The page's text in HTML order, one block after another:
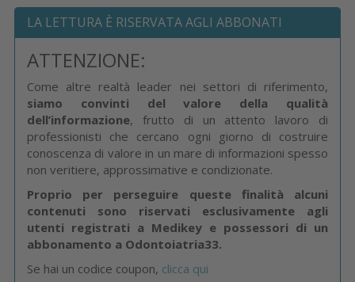
LA LETTURA È RISERVATA AGLI ABBONATI
ATTENZIONE:
Come altre realtà leader nei settori di riferimento,
siamo convinti del valore della qualità
dell’informazione, frutto di un attento lavoro di
professionisti che cercano ogni giorno di costruire
conoscenza di valore in un mare di informazioni spesso
non veritiere, approssimative e condizionate.
Proprio per perseguire queste finalità alcuni
contenuti sono riservati esclusivamente agli
utenti registrati a Medikey e possessori di un
abbonamento a Odontoiatria33.
Se hai un codice coupon, clicca qui